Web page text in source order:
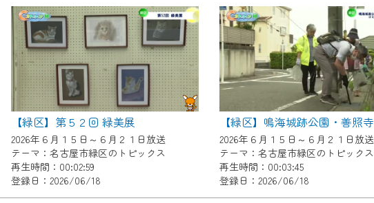
【緑区】第５２回 緑美展
2026年６月１５日～６月２１日放送
テーマ：名古屋市緑区のトピックス
再生時間：00:02:59
登録日：2026/06/18
2026年６月１５日～６月２１日放送
テーマ：名古屋市緑区のトピックス
再生時間：00:03:45
登録日：2026/06/18
ルにともないメンテナンス作業を予定しています。
の画面が「メンテナンス中」になり、ご利用いただけません。
が、ご了承の程よろしくお願いいたします。